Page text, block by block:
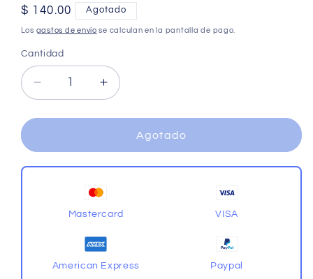
Precio
habitual
$ 140.00 Agotado
Los gastos de envío se calculan en la pantalla de pago.
Cantidad
Cantidad
Reducir
cantidad
para
Column
Barrel
Aumentar
cantidad
para
Column
Barrel
Colored
Agotado
Mastercard VISA
American Express Paypal